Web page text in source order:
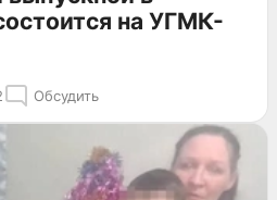
на УГМК-
Обсудить